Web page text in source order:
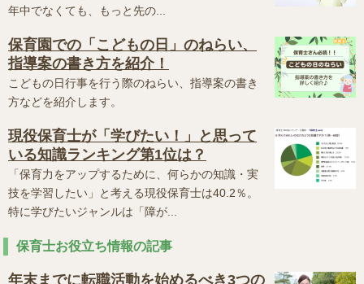
年中でなくても、もっと先の...
保育園での「こどもの日」のねらい、
指導案の書き方を紹介！
こどもの日行事を行う際のねらい、指導案の書き
方などを紹介します。
現役保育士が「学びたい！」と思って
いる知識ランキング第1位は？
「保育力をアップするために、何らかの知識・実
技を学習したい」と考える現役保育士は40.2％。
特に学びたいジャンルは「障が...
保育士お役立ち情報の記事
年末までに転職活動を始めるべき3つの